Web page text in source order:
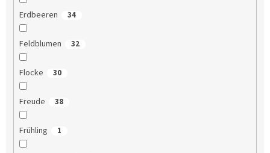
Erdbeeren 34
Feldblumen 32
Flocke 30
Freude 38
Frühling 1